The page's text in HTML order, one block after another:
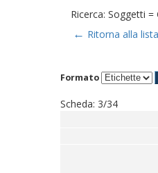
Ricerca: Soggetti
← Ritorna alla
Formato
Scheda: 3/34